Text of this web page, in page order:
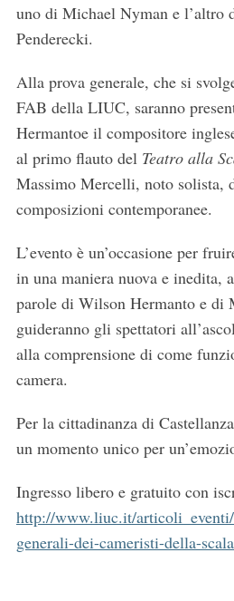
uno di Michael Nyman e l’altro
Penderecki.
Alla prova generale, che si
FAB della LIUC, saranno
Hermantoe il compositore
al primo flauto del Teatro alla
Massimo Mercelli, noto solista,
composizioni contemporanee.
L’evento è un’occasione per
in una maniera nuova e inedita,
parole di Wilson Hermanto e di
guideranno gli spettatori
alla comprensione di come
camera.
Per la cittadinanza di
un momento unico per
Ingresso libero e gratuito con
http://www.liuc.it/
generali-dei-cameristi-della-